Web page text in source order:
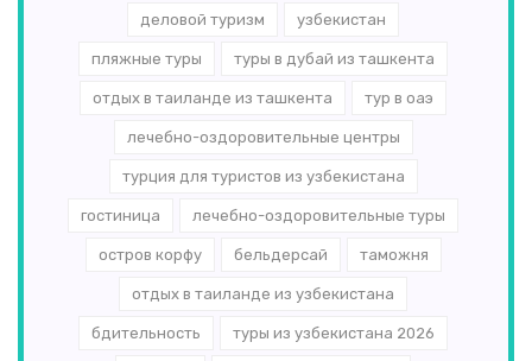
деловой туризм узбекистан
пляжные туры туры в дубай из ташкента
отдых в таиланде из ташкента тур в оаэ
лечебно-оздоровительные центры
турция для туристов из узбекистана
гостиница лечебно-оздоровительные туры
остров корфу бельдерсай таможня
отдых в таиланде из узбекистана
бдительность туры из узбекистана 2026